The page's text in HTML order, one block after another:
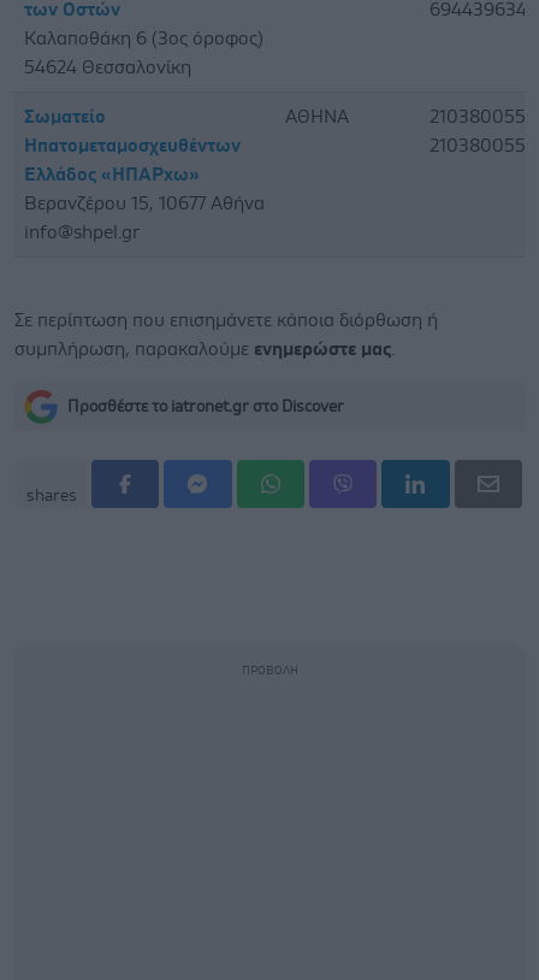
των Οστών
Καλαποθάκη 6 (3ος όροφος)
54624 Θεσσαλονίκη
6944396344
Σωματείο
Ηπατομεταμοσχευθέντων
Ελλάδος «ΗΠΑΡxω»
Βερανζέρου 15, 10677 Αθήνα
info@shpel.gr
ΑΘΗΝΑ
2103800550
Σε περίπτωση που επισημάνετε κάποια διόρθωση ή
συμπλήρωση, παρακαλούμε ενημερώστε μας
Προσθέστε το iatronet.gr στο Discover
shares